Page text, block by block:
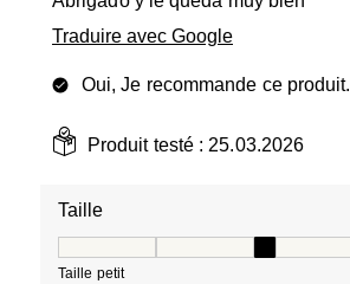
Traduire avec Google
Oui, Je recommande ce produit.
Produit testé :25.03.2026
Taille
Taille petit